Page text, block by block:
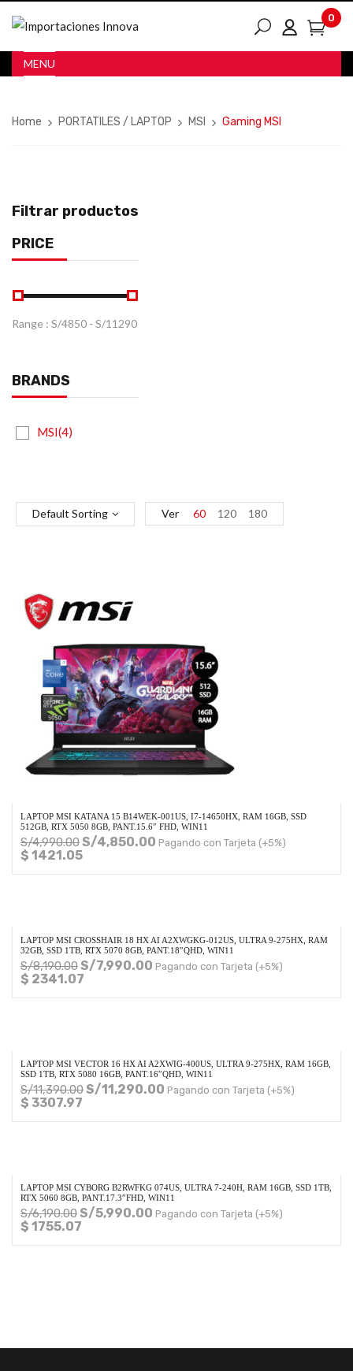
0
MENU
Home PORTATILES / LAPTOP MSI Gaming MSI
Filtrar productos
PRICE
Range : S/4850 - S/11290
BRANDS
MSI(4)
Default Sorting Ver 60 120 180
LAPTOP MSI KATANA 15 B14WEK-001US, I7-14650HX, RAM 16GB, SSD
512GB, RTX 5050 8GB, PANT.15.6″ FHD, WIN11
S/4,990.00S/4,850.00 Pagando con Tarjeta (+5%)
$ 1421.05
LAPTOP MSI CROSSHAIR 18 HX AI A2XWGKG-012US, ULTRA 9-275HX, RAM
32GB, SSD 1TB, RTX 5070 8GB, PANT.18″QHD, WIN11
S/8,190.00S/7,990.00 Pagando con Tarjeta (+5%)
$ 2341.07
LAPTOP MSI VECTOR 16 HX AI A2XWIG-400US, ULTRA 9-275HX, RAM 16GB,
SSD 1TB, RTX 5080 16GB, PANT.16″QHD, WIN11
S/11,390.00S/11,290.00 Pagando con Tarjeta (+5%)
$ 3307.97
LAPTOP MSI CYBORG B2RWFKG 074US, ULTRA 7-240H, RAM 16GB, SSD 1TB,
RTX 5060 8GB, PANT.17.3″FHD, WIN11
S/6,190.00S/5,990.00 Pagando con Tarjeta (+5%)
$ 1755.07